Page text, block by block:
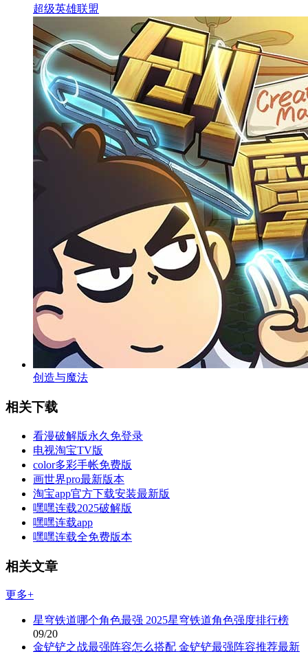
超级英雄联盟
创造与魔法
相关下载
看漫破解版永久免登录
电视淘宝TV版
color多彩手帐免费版
画世界pro最新版本
淘宝app官方下载安装最新版
嘿嘿连载2025破解版
嘿嘿连载app
嘿嘿连载全免费版本
相关文章
更多+
星穹铁道哪个角色最强 2025星穹铁道角色强度排行榜
09/20
金铲铲之战最强阵容怎么搭配 金铲铲最强阵容推荐最新